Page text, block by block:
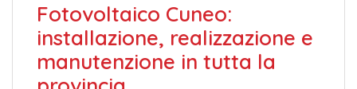
Fotovoltaico Cuneo:
installazione, realizzazione e
manutenzione in tutta la